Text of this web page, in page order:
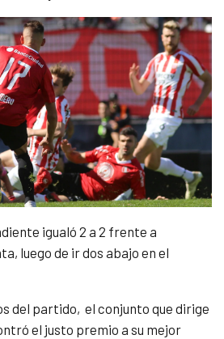
igualó 2 a 2 frente a
luego de ir dos abajo en el
del partido, el conjunto que dirige
el justo premio a su mejor